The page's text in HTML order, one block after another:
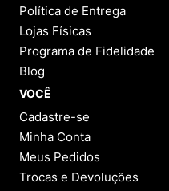
Política de Entrega
Lojas Físicas
Programa de Fidelidade
Blog
VOCÊ
Cadastre-se
Minha Conta
Meus Pedidos
Trocas e Devoluções